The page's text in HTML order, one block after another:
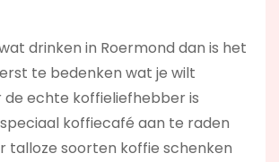
drinken in Roermond dan is het
te bedenken wat je wilt
de echte koffieliefhebber is
koffiecafé aan te raden
talloze soorten koffie schenken